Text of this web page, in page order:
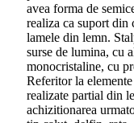
avea forma de
realiza ca suport din
lamele din lemn.
surse de lumina, cu
monocristaline, cu
Referitor la
realizate partial din
achizitionarea